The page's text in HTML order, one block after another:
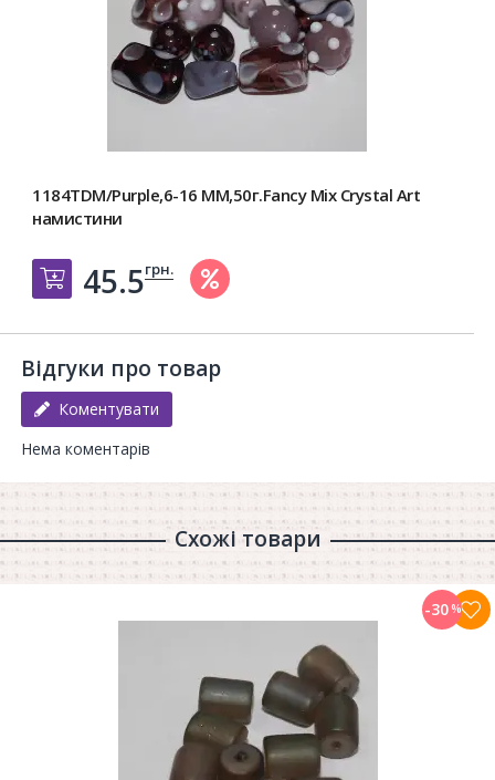
1184TDM/Purple,6-16 MM,50г.Fancy Mix Crystal Art
намистини
Добавить в корзину
45.5грн.
Відгуки про товар
Коментувати
Нема коментарів
Схожі товари
-30%